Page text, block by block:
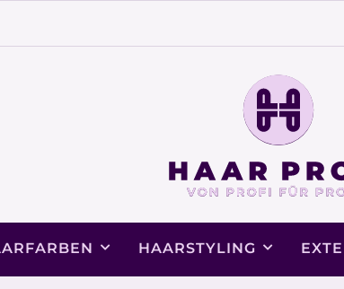
HAARSTYLING